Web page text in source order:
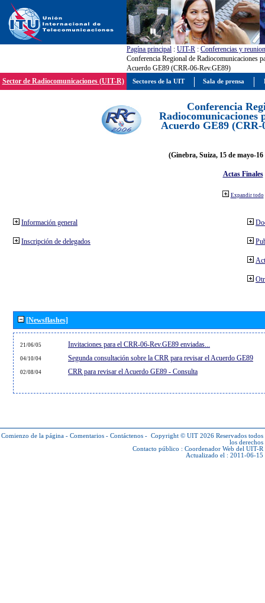
Pagína principal : UIT-R : Conferencias y
Conferencia Regional de Radiocomunicaciones
Acuerdo GE89 (CRR-06-Rev.GE89)
Sector de Radiocomunicaciones (UIT-R)
Conferencia
Radiocomunicaciones
Acuerdo GE89 (CRR-
(Ginebra, Suiza, 15 de mayo-
Actas Finales
Expandir todo
Información general
Inscripción de delegados
[Newsflashes]
21/06/05 Invitaciones para el CRR-06-Rev.GE89 enviadas...
04/10/04 Segunda consultación sobre la CRR para revisar el Acuerdo GE89
02/08/04 CRR para revisar el Acuerdo GE89 - Consulta
Comienzo de la página - Comentarios - Contáctenos - Copyright © UIT 2026 Reservados todos
los derechos
Contacto público : Coordenador Web del UIT-R
Actualizado el : 2011-06-15
Sectores de la UIT Sala de prensa